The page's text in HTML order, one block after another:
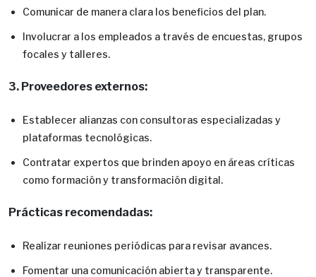
Comunicar de manera clara los beneficios del plan.
Involucrar a los empleados a través de encuestas, grupos
focales y talleres.
3. Proveedores externos:
Establecer alianzas con consultoras especializadas y
plataformas tecnológicas.
Contratar expertos que brinden apoyo en áreas críticas
como formación y transformación digital.
Prácticas recomendadas:
Realizar reuniones periódicas para revisar avances.
Fomentar una comunicación abierta y transparente.